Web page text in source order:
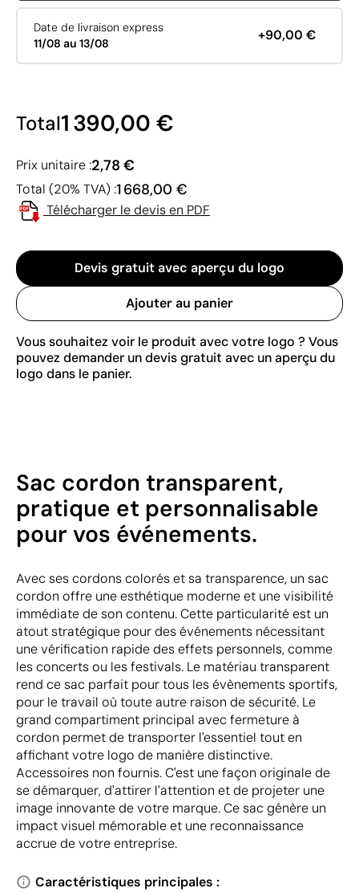
Date de livraison express
11/08 au 13/08
+90,00 €
Total1 390,00 €
Prix unitaire :2,78 €
Total (20% TVA) :1 668,00 €
Télécharger le devis en PDF
Devis gratuit avec aperçu du logo
Ajouter au panier
Vous souhaitez voir le produit avec votre logo ? Vous
pouvez demander un devis gratuit avec un aperçu du
logo dans le panier.
Sac cordon transparent,
pratique et personnalisable
pour vos événements.
Avec ses cordons colorés et sa transparence, un sac
cordon offre une esthétique moderne et une visibilité
immédiate de son contenu. Cette particularité est un
atout stratégique pour des événements nécessitant
une vérification rapide des effets personnels, comme
les concerts ou les festivals. Le matériau transparent
rend ce sac parfait pour tous les évènements sportifs,
pour le travail où toute autre raison de sécurité. Le
grand compartiment principal avec fermeture à
cordon permet de transporter l'essentiel tout en
affichant votre logo de manière distinctive.
Accessoires non fournis. C'est une façon originale de
se démarquer, d'attirer l'attention et de projeter une
image innovante de votre marque. Ce sac génère un
impact visuel mémorable et une reconnaissance
accrue de votre entreprise.
Caractéristiques principales :